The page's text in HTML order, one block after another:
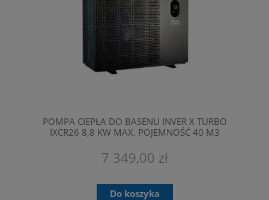
POMPA CIEPŁA DO BASENU INVER X TURBO
IXCR26 8,8 KW MAX. POJEMNOŚĆ 40 M3
7 349,00 zł
Do koszyka